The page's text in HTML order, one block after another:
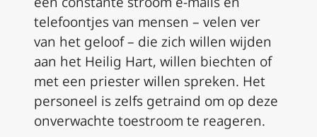
telefoontjes van mensen – velen ver
van het geloof – die zich willen wijden
aan het Heilig Hart, willen biechten of
met een priester willen spreken. Het
personeel is zelfs getraind om op deze
onverwachte toestroom te reageren.